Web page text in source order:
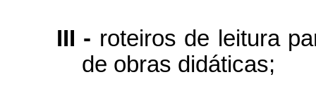
III - roteiros de leitura
de obras didáticas;